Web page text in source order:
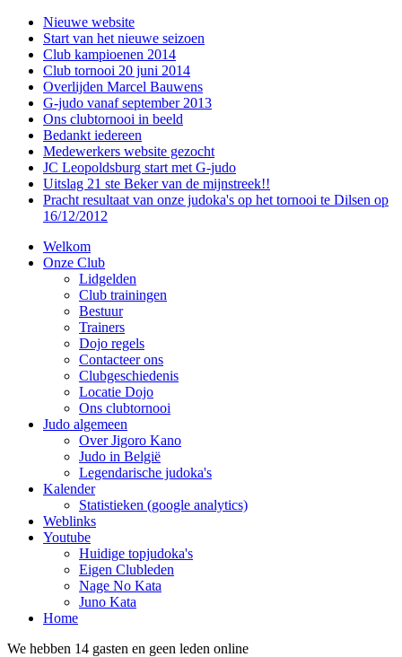
Nieuwe website
Start van het nieuwe seizoen
Club kampioenen 2014
Club tornooi 20 juni 2014
Overlijden Marcel Bauwens
G-judo vanaf september 2013
Ons clubtornooi in beeld
Bedankt iedereen
Medewerkers website gezocht
JC Leopoldsburg start met G-judo
Uitslag 21 ste Beker van de mijnstreek!!
Pracht resultaat van onze judoka's op het tornooi te Dilsen op
16/12/2012
Welkom
Onze Club
Lidgelden
Club trainingen
Bestuur
Trainers
Dojo regels
Contacteer ons
Clubgeschiedenis
Locatie Dojo
Ons clubtornooi
Judo algemeen
Over Jigoro Kano
Judo in België
Legendarische judoka's
Kalender
Statistieken (google analytics)
Weblinks
Youtube
Huidige topjudoka's
Eigen Clubleden
Nage No Kata
Juno Kata
Home
We hebben 14 gasten en geen leden online